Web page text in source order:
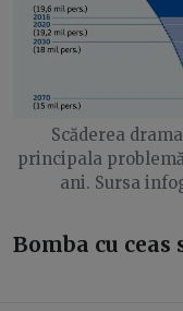
Scăderea
principala
ani. Sursa
Bomba cu ceas